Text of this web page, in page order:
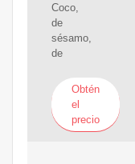
Coco,
de
sésamo,
de
Obtén
el
precio